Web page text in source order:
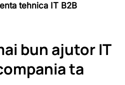
tehnica IT B2B
bun ajutor IT
ta